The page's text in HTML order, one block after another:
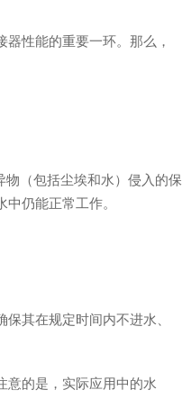
性能的重要一环。那么，
（包括尘埃和水）侵入的保
仍能正常工作。
其在规定时间内不进水、
意的是，实际应用中的水